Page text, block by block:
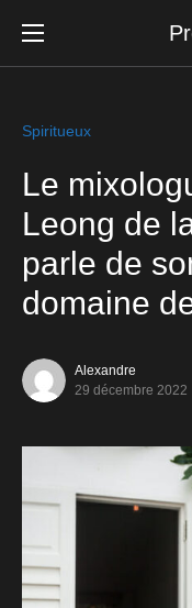
Spiritueux
Le
Leong de
parle de
domaine
Alexandre
29 décembre 2022